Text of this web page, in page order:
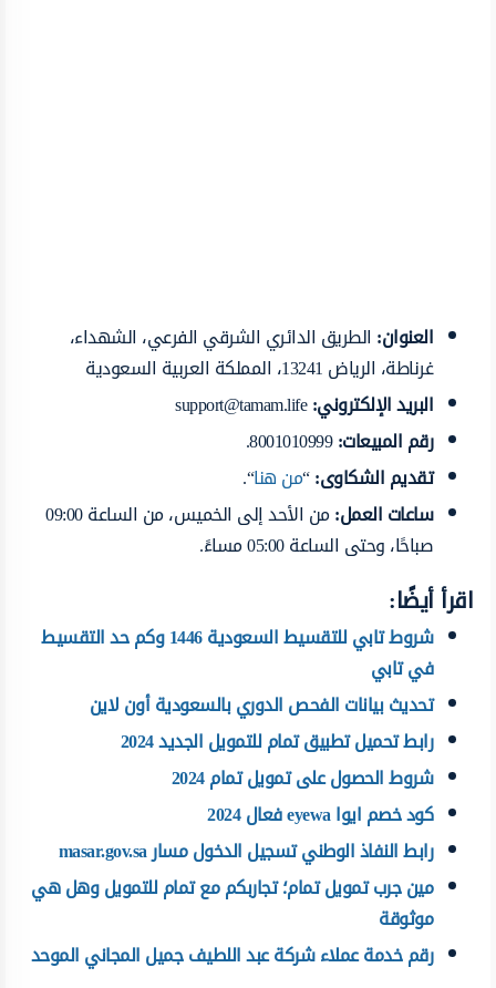
العنوان: الطريق الدائري الشرقي الفرعي، الشهداء،
غرناطة، الرياض 13241، المملكة العربية السعودية
البريد الإلكتروني:support@tamam.life
رقم المبيعات:8001010999.
تقديم الشكاوى:“من هنا“.
ساعات العمل:
من الأحد إلى الخميس، من الساعة 09:00
صباحًا، وحتى الساعة 05:00 مساءً.
اقرأ أيضًا:
شروط تابي للتقسيط السعودية 1446 وكم حد التقسيط
في تابي
تحديث بيانات الفحص الدوري بالسعودية أون لاين
رابط تحميل تطبيق تمام للتمويل الجديد 2024
شروط الحصول على تمويل تمام 2024
كود خصم ايوا eyewa فعال 2024
رابط النفاذ الوطني تسجيل الدخول مسار masar.gov.sa
مين جرب تمويل تمام؛ تجاربكم مع تمام للتمويل وهل هي
موثوقة
رقم خدمة عملاء شركة عبد اللطيف جميل المجاني الموحد